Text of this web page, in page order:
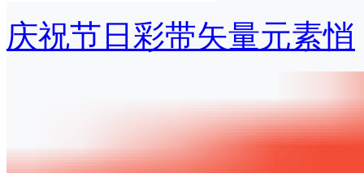
庆祝节日彩带矢量元素悄